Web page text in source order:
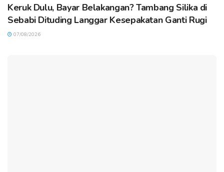
Keruk Dulu, Bayar Belakangan? Tambang Silika di
Sebabi Dituding Langgar Kesepakatan Ganti Rugi
07/08/2026